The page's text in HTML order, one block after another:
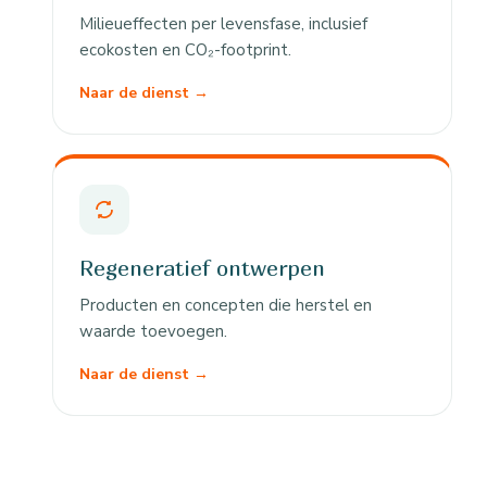
Milieueffecten per levensfase, inclusief
ecokosten en CO₂-footprint.
Naar de dienst →
Regeneratief ontwerpen
Producten en concepten die herstel en
waarde toevoegen.
Naar de dienst →